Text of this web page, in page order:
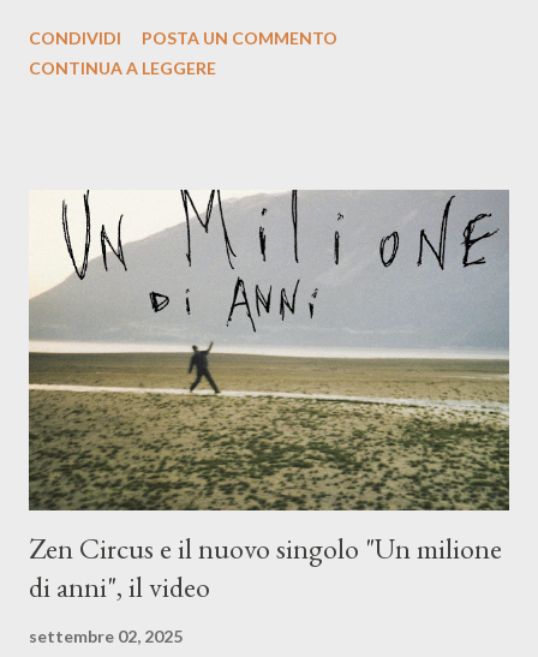
indubbiamente matura e consapevole oltre che con ottimi
Dicevamo. Ed è da qui che il nostro inizia questo concept
musicale, con " Che ora è" , raccontando la separazione dalla
moglie, del senso di sconfitta e del caldo afoso che opprime,
giusta condizione di sopraffazione: "Non so che ora è, che giorno
è, di questa estate che...". E' raro fare uscire come singolo una
cover, ma...
CONDIVIDI
POSTA UN COMMENTO
CONTINUA A LEGGERE
Zen Circus e il nuovo singolo "Un milione
di anni", il video
settembre 02, 2025